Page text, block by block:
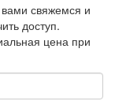
свяжемся и
доступ.
цена при